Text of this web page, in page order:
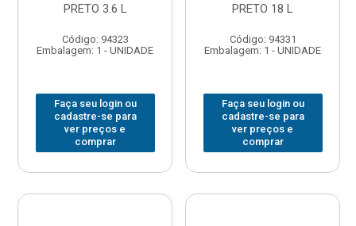
PRETO 3.6 L
Código: 94323
Embalagem: 1 - UNIDADE
Faça seu login ou
cadastre-se para
ver preços e
comprar
PRETO 18 L
Código: 94331
Embalagem: 1 - UNIDADE
Faça seu login ou
cadastre-se para
ver preços e
comprar